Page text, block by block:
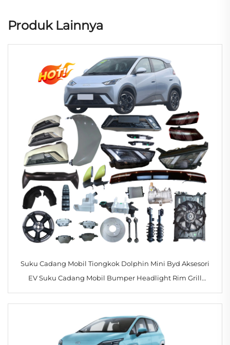
Produk Lainnya
Suku Cadang Mobil Tiongkok Dolphin Mini Byd Aksesori
EV Suku Cadang Mobil Bumper Headlight Rim Grill
Lampu Belakang untuk Seagull 2024 2025